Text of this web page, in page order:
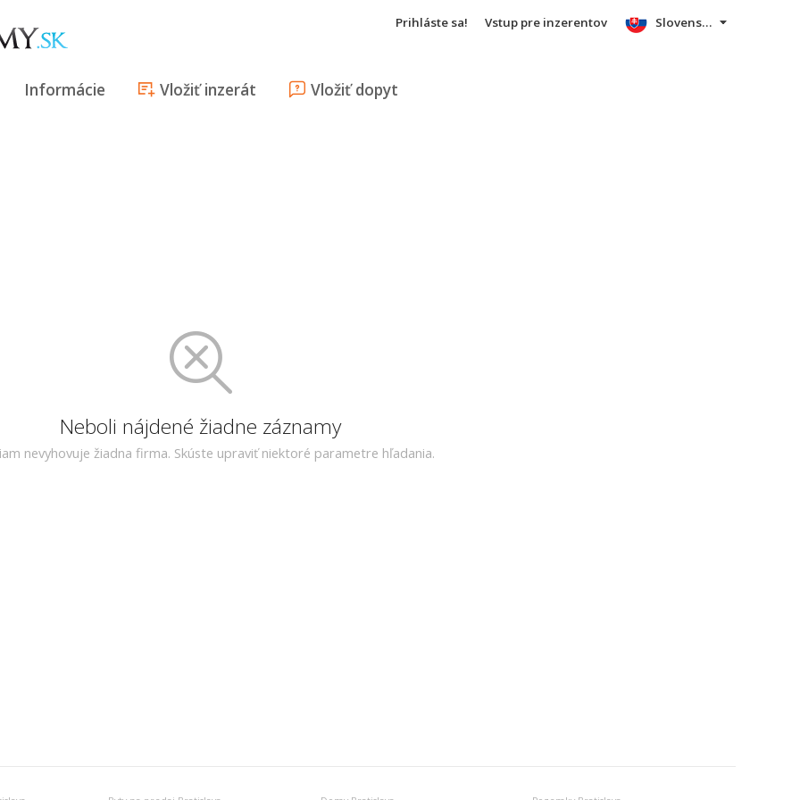
Prihláste sa! Vstup pre inzerentov
Informácie Vložiť inzerát Vložiť dopyt
Slovensky
Neboli nájdené žiadne záznamy
nevyhovuje žiadna firma. Skúste upraviť niektoré parametre hľadania.